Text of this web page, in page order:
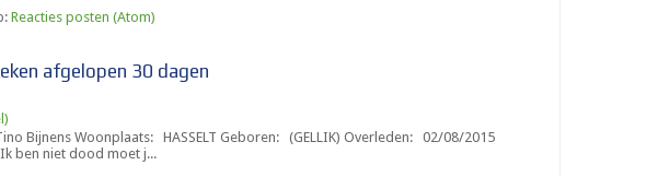
Reacties posten (Atom)
afgelopen 30 dagen
Bijnens Woonplaats: HASSELT Geboren: (GELLIK) Overleden: 02/08/2015
Ik ben niet dood moet j...